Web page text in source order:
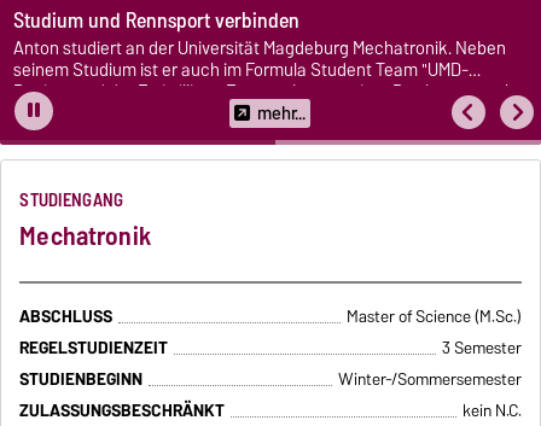
Studium und Rennsport verbinden
Anton studiert an der Universität Magdeburg Mechatronik. Neben
seinem Studium ist er auch im Formula Student Team "UMD-
Racing" und der Freiwilligen Feuerwehr engagiert. Das kann er sehr
gut mit dem Studium vereinen. mehr...
STUDIENGANG
Mechatronik
ABSCHLUSS
Master of Science (M.Sc.)
REGELSTUDIENZEIT
3 Semester
STUDIENBEGINN
Winter-/Sommersemester
ZULASSUNGSBESCHRÄNKT
kein N.C.